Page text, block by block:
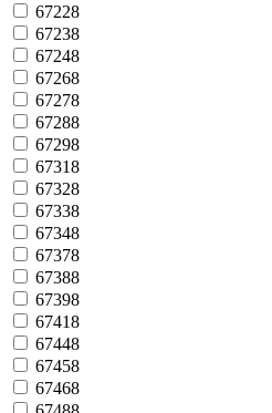
67228
67238
67248
67268
67278
67288
67298
67318
67328
67338
67348
67378
67388
67398
67418
67448
67458
67468